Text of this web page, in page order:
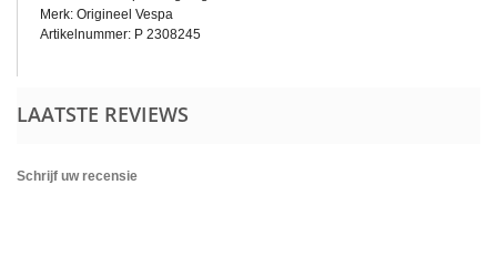
Merk: Origineel Vespa
Artikelnummer: P 2308245
LAATSTE REVIEWS
Schrijf uw recensie